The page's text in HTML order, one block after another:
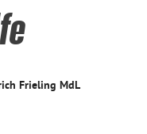
Frieling MdL